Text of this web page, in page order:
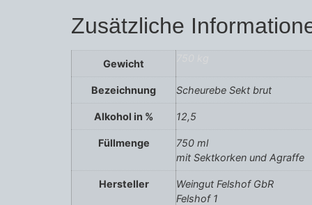
Zusätzliche
Gewicht
Bezeichnung Scheurebe Sekt brut
Alkohol in % 12,5
Füllmenge
750 ml
mit Sektkorken und Agraffe
Hersteller
Weingut Felshof GbR
Felshof 1